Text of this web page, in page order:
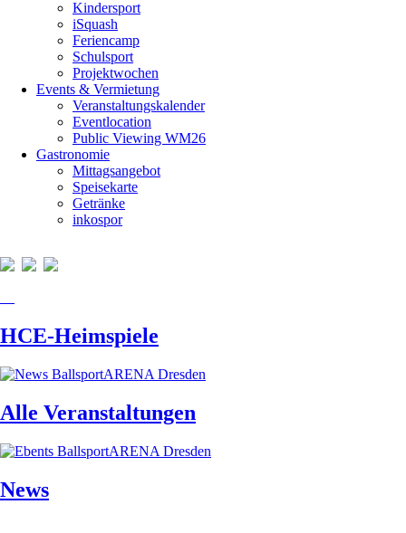
Kindersport
iSquash
Feriencamp
Schulsport
Projektwochen
Events & Vermietung
Veranstaltungskalender
Eventlocation
Public Viewing WM26
Gastronomie
Mittagsangebot
Speisekarte
Getränke
inkospor
HCE-Heimspiele
Alle Veranstaltungen
News